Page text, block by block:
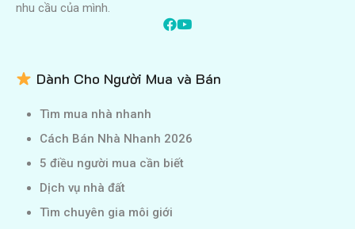
nhu cầu của mình.
Dành Cho Người Mua và Bán
Tìm mua nhà nhanh
Cách Bán Nhà Nhanh 2026
5 điều người mua cần biết
Dịch vụ nhà đất
Tìm chuyên gia môi giới